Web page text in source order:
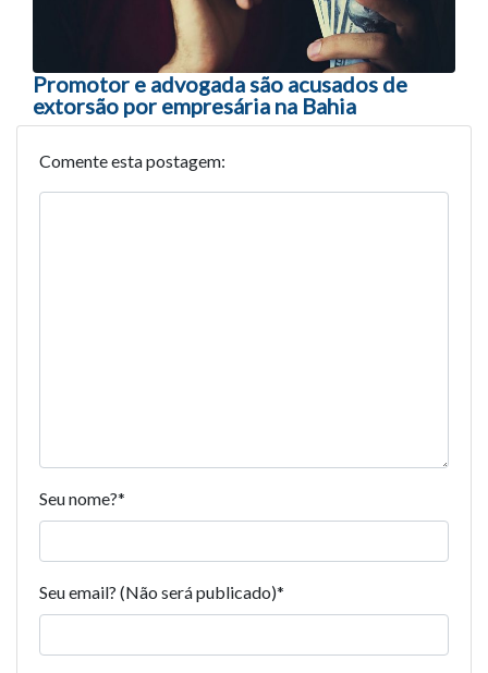
Promotor e advogada são acusados de
extorsão por empresária na Bahia
Comente esta postagem:
Seu nome?*
Seu email? (Não será publicado)*